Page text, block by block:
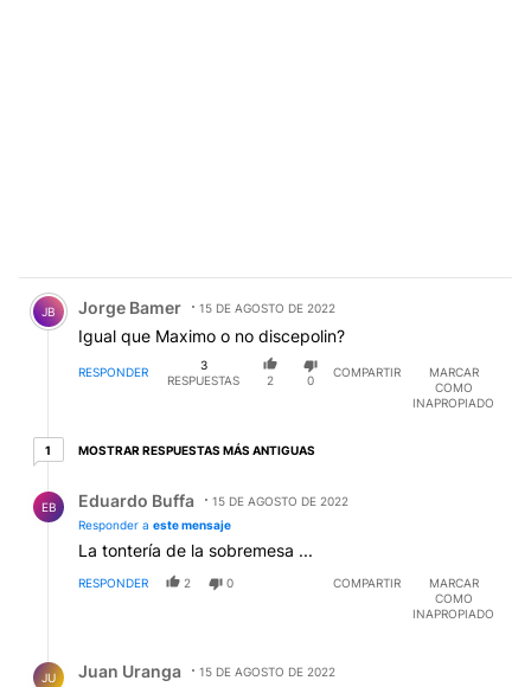
Comentario de Jorge Bamer.
JB Jorge Bamer 15 DE AGOSTO DE 2022
Igual que Maximo o no discepolin?
RESPONDER
3
RESPUESTAS
2 0
COMPARTIR
MARCAR
COMO
INAPROPIADO
11 respuesta más antiguas
MOSTRAR RESPUESTAS MÁS ANTIGUAS
EB Eduardo Buffa
15 DE AGOSTO DE 2022
Responder a este mensaje
La tontería de la sobremesa ...
RESPONDER 2 0 COMPARTIR
MARCAR
COMO
INAPROPIADO
JU Juan Uranga
15 DE AGOSTO DE 2022